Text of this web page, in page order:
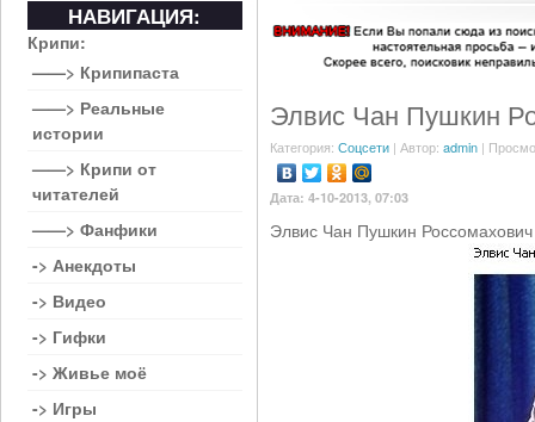
Элвис Чан Пушкин
Категория: Соцсети | Автор: admin |
Дата: 4-10-2013, 07:03
Элвис Чан Пушкин
НАВИГАЦИЯ:
Крипи:
——> Крипипаста
——> Реальные
истории
——> Крипи от
читателей
——> Фанфики
-> Анекдоты
-> Видео
-> Гифки
-> Живье моё
-> Игры